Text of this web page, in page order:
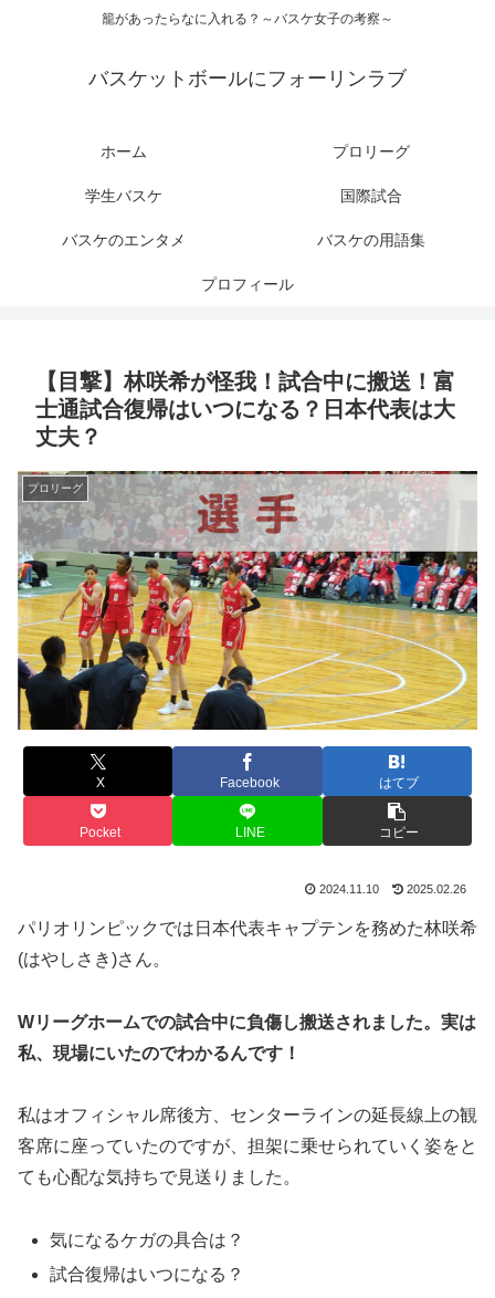
籠があったらなに入れる？～バスケ女子の考察～
バスケットボールにフォーリンラブ
ホーム プロリーグ
学生バスケ 国際試合
バスケのエンタメ バスケの用語集
プロフィール
【目撃】林咲希が怪我！試合中に搬送！富
士通試合復帰はいつになる？日本代表は大
丈夫？
プロリーグ
X Facebook はてブ
Pocket LINE コピー
2024.11.10 2025.02.26
パリオリンピックでは日本代表キャプテンを務めた林咲希
(はやしさき)さん。
Wリーグホームでの試合中に負傷し搬送されました。 実は
私、現場にいたのでわかるんです！
私はオフィシャル席後方、センターラインの延長線上の観
客席に座っていたのですが、担架に乗せられていく姿をと
ても心配な気持ちで見送りました。
気になるケガの具合は？
試合復帰はいつになる？